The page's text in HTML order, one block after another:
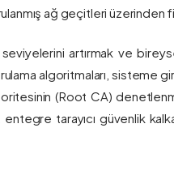
ağ geçitleri üzerinden
seviyelerini artırmak ve
algoritmaları, sisteme
(Root CA)
entegre tarayıcı güvenlik